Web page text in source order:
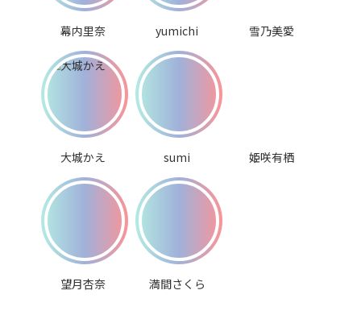
幕内里奈 yumichi 雪乃美愛
大城かえ sumi 姫咲有栖
望月杏奈 満間さくら